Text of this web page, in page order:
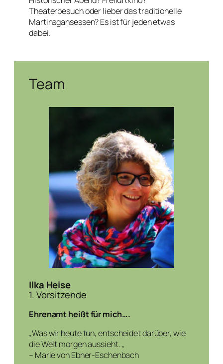
Theaterbesuch oder lieber das traditionelle
Martinsgansessen? Es ist für jeden etwas
dabei.
Team
Ilka Heise
1. Vorsitzende
Ehrenamt heißt für mich….
„Was wir heute tun, entscheidet darüber, wie
die Welt morgen aussieht.„
– Marie von Ebner-Eschenbach